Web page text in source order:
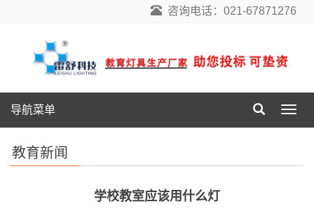
咨询电话：021-67871276
导
航
导航菜单
教育新闻
学校教室应该用什么灯